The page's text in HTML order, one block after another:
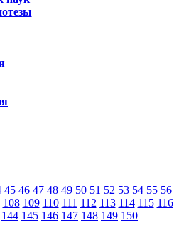
45 46 47 48 49 50 51 52 53 54 55 56
108 109 110 111 112 113 114 115 116
144 145 146 147 148 149 150